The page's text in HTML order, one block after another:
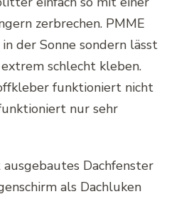
zerbrechen. PMME
der Sonne sondern lässt
schlecht kleben.
funktioniert nicht
nur sehr
als Dachluken